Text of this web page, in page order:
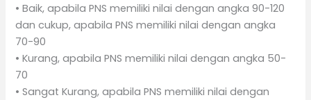
• Baik, apabila PNS memiliki nilai dengan angka 90-120
dan cukup, apabila PNS memiliki nilai dengan angka
70-90
• Kurang, apabila PNS memiliki nilai dengan angka 50-
70
• Sangat Kurang, apabila PNS memiliki nilai dengan